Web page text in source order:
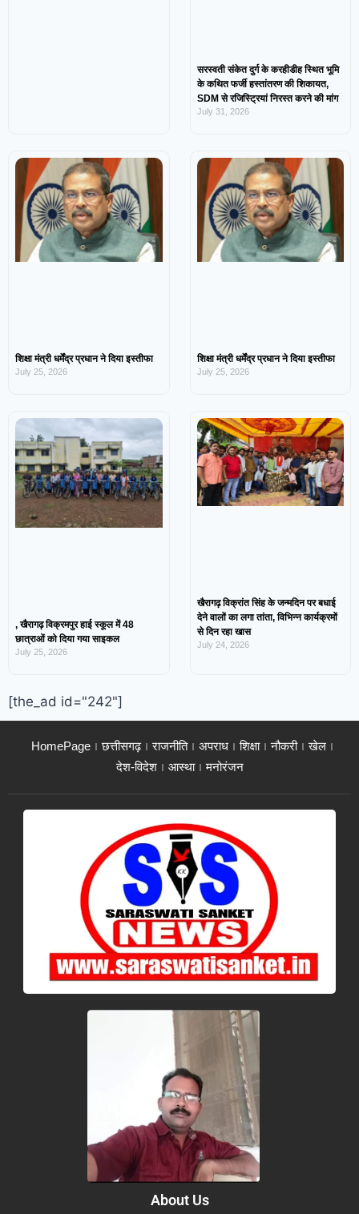
सरस्वती संकेत दुर्ग के करहीडीह स्थित भूमि
के कथित फर्जी हस्तांतरण की शिकायत,
SDM से रजिस्ट्रियां निरस्त करने की मांग
July 31, 2026
शिक्षा मंत्री धर्मेंद्र प्रधान ने दिया इस्तीफा
July 25, 2026
शिक्षा मंत्री धर्मेंद्र प्रधान ने दिया इस्तीफा
July 25, 2026
, खैरागढ़ विक्रमपुर हाई स्कूल में 48
छात्राओं को दिया गया साइकल
July 25, 2026
खैरागढ़ विक्रांत सिंह के जन्मदिन पर बधाई
देने वालों का लगा तांता, विभिन्न कार्यक्रमों
से दिन रहा खास
July 24, 2026
[the_ad id="242"]
HomePage छत्तीसगढ़ राजनीति अपराध शिक्षा नौकरी
खेल
देश-विदेश
आस्था मनोरंजन
About Us